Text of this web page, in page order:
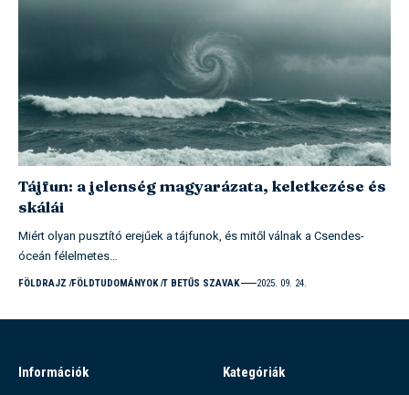
Tájfun: a jelenség magyarázata, keletkezése és
skálái
Miért olyan pusztító erejűek a tájfunok, és mitől válnak a Csendes-
óceán félelmetes…
FÖLDRAJZ FÖLDTUDOMÁNYOK T BETŰS SZAVAK 2025. 09. 24.
Információk
Kategóriák